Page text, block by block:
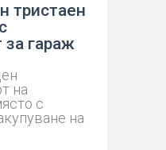
тристаен
гараж
на
с
на